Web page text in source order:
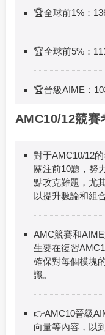
🏆全球前1%：
🏆全球前5%：
🏆晉級AIME：
AMC10/12競賽
對于AMC10/12
關注前10題，努
點攻克難題，尤
以提升數論和組
AMC競賽和
生要在復習
確保對每個模塊
識。
👉AMC10晉級
向量等內容，以